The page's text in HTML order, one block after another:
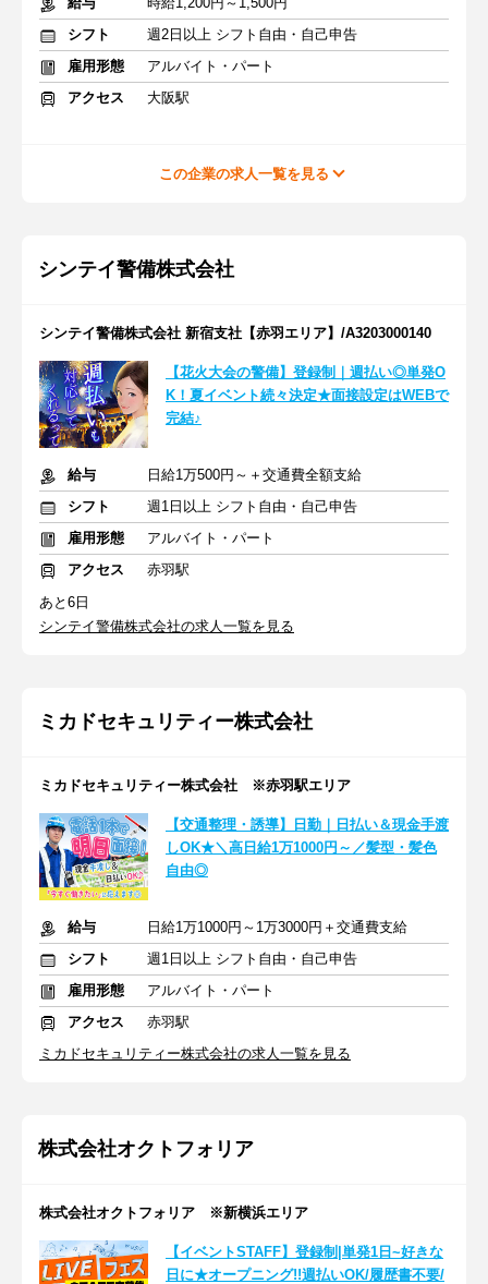
シフト
週2日以上 シフト自由・自己申告
雇用形態
アルバイト・パート
アクセス
大阪駅
この企業の求人一覧を見る
シンテイ警備株式会社
シンテイ警備株式会社 新宿支社【赤羽エリア】/A3203000140
【花火大会の警備】登録制｜週払い◎単発O
K！夏イベント続々決定★面接設定はWEBで
完結♪
給与
日給1万500円～＋交通費全額支給
シフト
週1日以上 シフト自由・自己申告
雇用形態
アルバイト・パート
アクセス
赤羽駅
あと6日
シンテイ警備株式会社の求人一覧を見る
ミカドセキュリティー株式会社
ミカドセキュリティー株式会社 ※赤羽駅エリア
【交通整理・誘導】日勤｜日払い＆現金手渡
しOK★＼高日給1万1000円～／髪型・髪色
自由◎
給与
日給1万1000円～1万3000円＋交通費支給
シフト
週1日以上 シフト自由・自己申告
雇用形態
アルバイト・パート
アクセス
赤羽駅
ミカドセキュリティー株式会社の求人一覧を見る
株式会社オクトフォリア
株式会社オクトフォリア ※新横浜エリア
【イベントSTAFF】登録制|単発1日~好きな
日に★オープニング!!週払いOK/履歴書不要/